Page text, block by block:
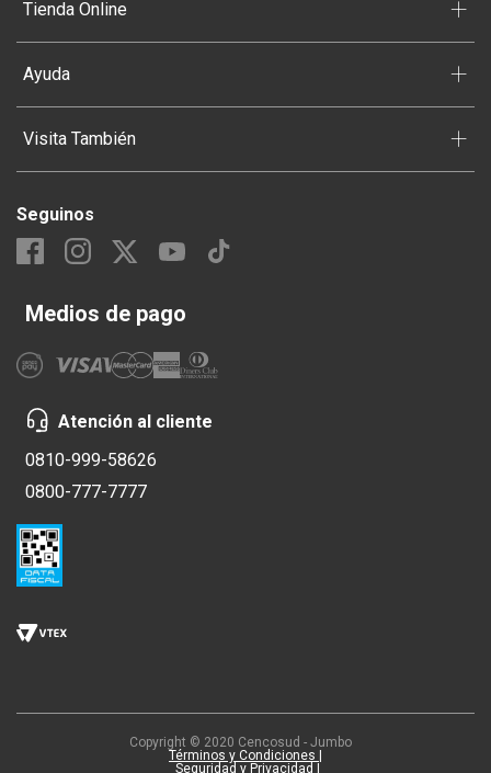
Tienda Online +
Ayuda +
Visita También +
Seguinos
Medios de pago
Atención al cliente
0810-999-58626
0800-777-7777
Copyright © 2020 Cencosud - Jumbo
Términos y Condiciones |
Seguridad y Privacidad |